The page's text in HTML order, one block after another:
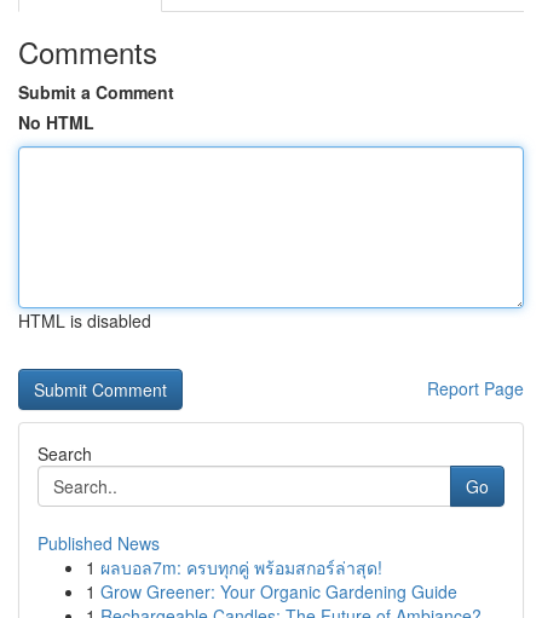
Comments
Submit a Comment
No HTML
HTML is disabled
Report Page
Search
Go
Published News
1 ผลบอล7m: ครบทุกคู่ พร้อมสกอร์ล่าสุด!
1 Grow Greener: Your Organic Gardening Guide